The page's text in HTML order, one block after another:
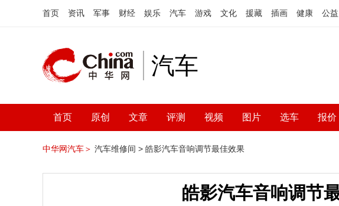
首页 资讯 军事 财经 娱乐 汽车 游戏 文化 援藏 插画 健康 公益
汽车
首页 原创 文章 评测 视频 图片 选车 报价
中华网汽车＞ 汽车维修间 > 皓影汽车音响调节最佳效果
皓影汽车音响调节